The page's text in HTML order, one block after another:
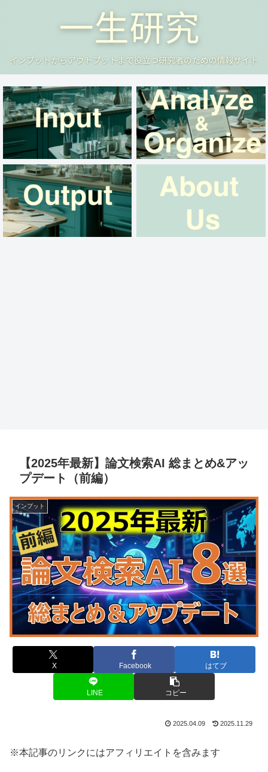
【2025年最新】論文検索AI 総まとめ&アッ
プデート（前編）
インプット
X Facebook はてブ
LINE コピー
2025.04.09 2025.11.29
※本記事のリンクにはアフィリエイトを含みます